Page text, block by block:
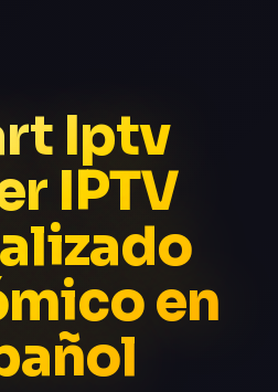
Iptv
IPTV
en